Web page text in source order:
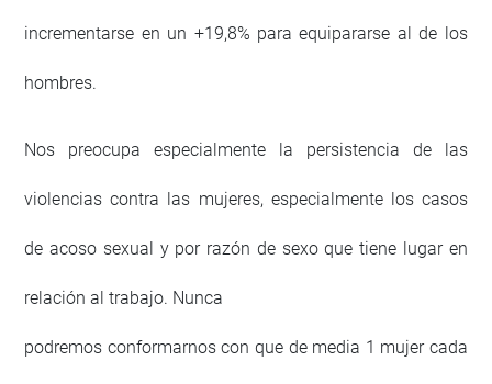
incrementarse en un +19,8% para equipararse al de los
hombres.
Nos preocupa especialmente la persistencia de las
violencias contra las mujeres, especialmente los casos
de acoso sexual y por razón de sexo que tiene lugar en
relación al trabajo. Nunca
podremos conformarnos con que de media 1 mujer cada